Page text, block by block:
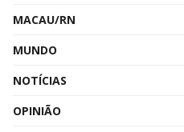
MACAU/RN
MUNDO
NOTÍCIAS
OPINIÃO